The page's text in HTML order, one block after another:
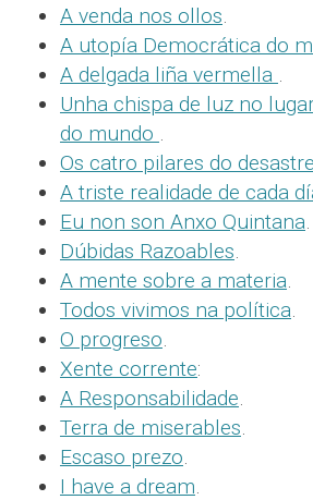
A venda nos ollos.
A utopía Democrática do
A delgada liña vermella .
Unha chispa de luz no
do mundo .
Os catro pilares do desastre
A triste realidade de cada
Eu non son Anxo Quintana.
Dúbidas Razoables.
A mente sobre a materia.
Todos vivimos na política.
O progreso.
Xente corrente:
A Responsabilidade.
Terra de miserables.
Escaso prezo.
I have a dream.